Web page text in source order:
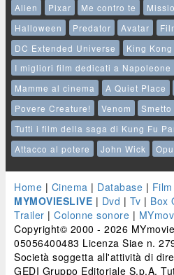
Alien
Pixar Me contro te
Halloween
Predator Avatar
DC Extended Universe
King Kong
I migliori film dedicati a Napoleone
Mamme al cinema
A Quiet Place
Povere Creature!
Venom
Tutti i film della saga di Kung Fu
Attacco al potere
John Wick
Home | Cinema | Database | Film
MYMOVIESLIVE | Dvd | Tv | Box
Trailer | Colonne sonore |
Copyright© 2000 - 2026
05056400483 Licenza Siae n.
Società soggetta all'attività di
GEDI Gruppo Editoriale S.p.A.